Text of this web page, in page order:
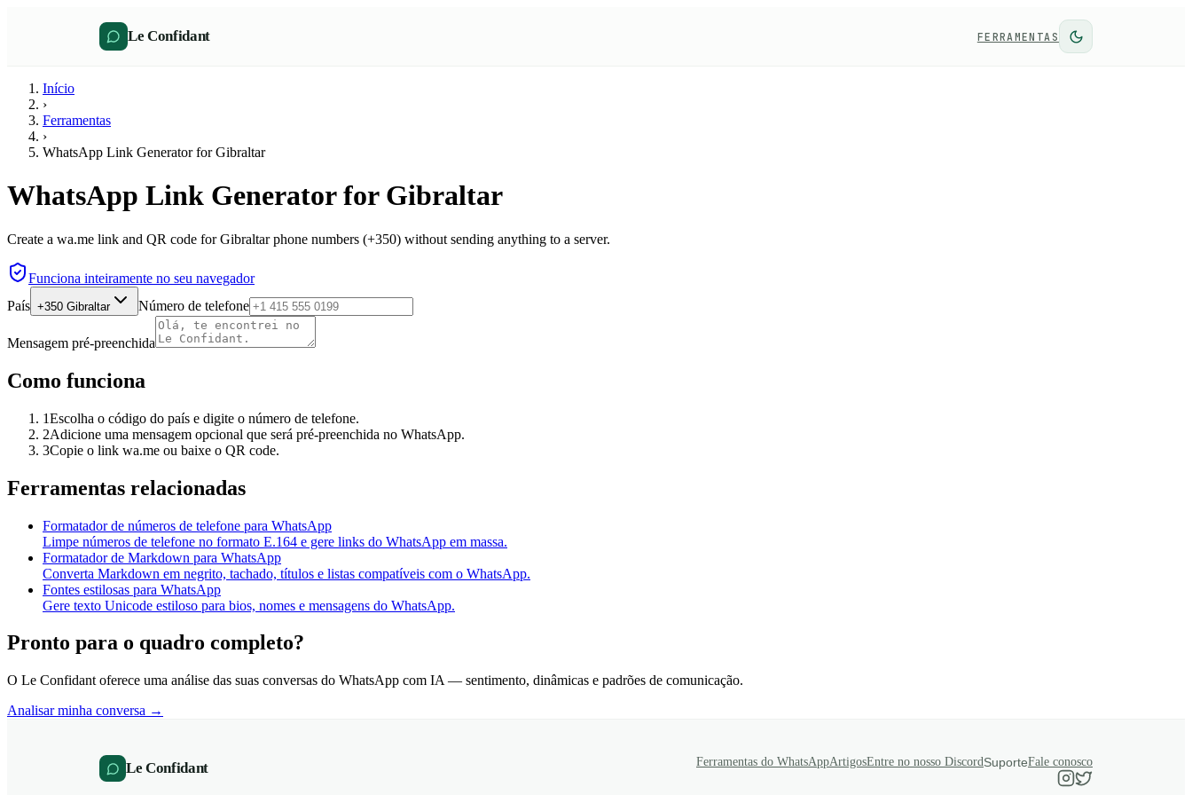
Le Confidant FERRAMENTAS
Início
›
Ferramentas
›
WhatsApp Link Generator for Gibraltar
WhatsApp Link Generator for Gibraltar
Create a wa.me link and QR code for Gibraltar phone numbers (+350) without sending anything to a server.
Funciona inteiramente no seu navegador
País +350 Gibraltar Número de telefone
Mensagem pré-preenchida
Como funciona
1Escolha o código do país e digite o número de telefone.
2Adicione uma mensagem opcional que será pré-preenchida no WhatsApp.
3Copie o link wa.me ou baixe o QR code.
Ferramentas relacionadas
Formatador de números de telefone para WhatsApp
Limpe números de telefone no formato E.164 e gere links do WhatsApp em massa.
Formatador de Markdown para WhatsApp
Converta Markdown em negrito, tachado, títulos e listas compatíveis com o WhatsApp.
Fontes estilosas para WhatsApp
Gere texto Unicode estiloso para bios, nomes e mensagens do WhatsApp.
Pronto para o quadro completo?
O Le Confidant oferece uma análise das suas conversas do WhatsApp com IA — sentimento, dinâmicas e padrões de comunicação.
Analisar minha conversa →
Le Confidant Ferramentas do WhatsAppArtigosEntre no nosso DiscordSuporteFale conosco